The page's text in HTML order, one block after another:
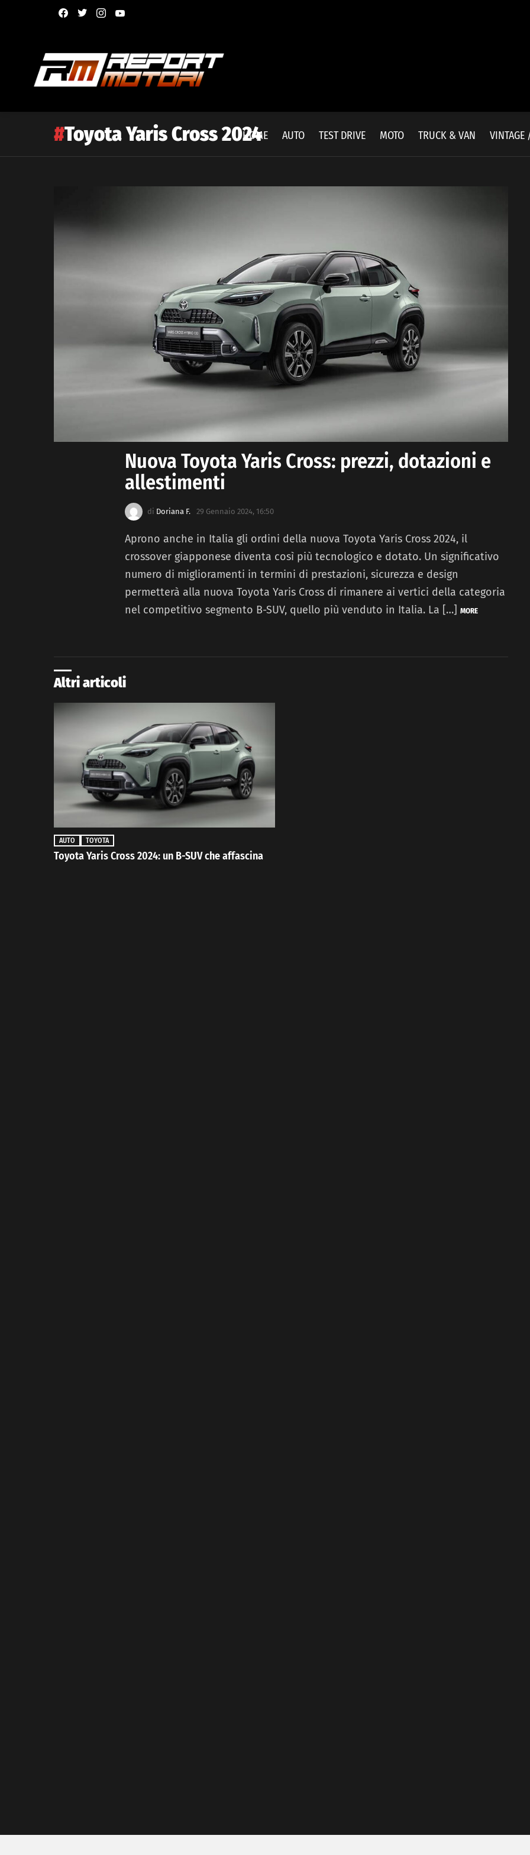
facebooktwitterinstagram
HOME AUTO TEST DRIVE MOTO TRUCK & VAN VINTAGE
Toyota Yaris Cross 2024
story
Nuova Toyota Yaris Cross: prezzi, dotazioni e
allestimenti
di Doriana F. 29 Gennaio 2024, 16:50
Aprono anche in Italia gli ordini della nuova Toyota Yaris Cross 2024, il
crossover giapponese diventa così più tecnologico e dotato. Un significativo
numero di miglioramenti in termini di prestazioni, sicurezza e design
permetterà alla nuova Toyota Yaris Cross di rimanere ai vertici della categoria
nel competitivo segmento B-SUV, quello più venduto in Italia. La […] MORE
Altri articoli
AUTO TOYOTA
Toyota Yaris Cross 2024: un B-SUV che affascina